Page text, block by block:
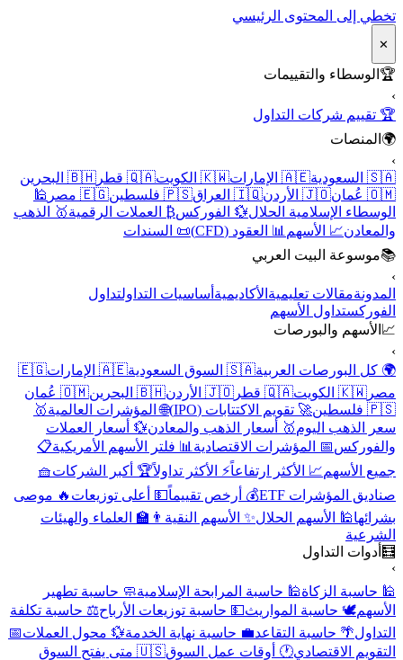
تخطي إلى المحتوى الرئيسي
✕
🏆 الوسطاء والتقييمات
›
🏆 تقييم شركات التداول
🌍 المنصات
›
🇸🇦 السعودية
🇦🇪 الإمارات 🇰🇼 الكويت 🇶🇦 قطر
🇧🇭 البحرين
🇴🇲 عُمان
🇯🇴 الأردن 🇮🇶 العراق 🇵🇸 فلسطين 🇪🇬 مصر
🕌
الوسطاء الإسلامية الحلال💱 الفوركس₿ العملات الرقمية🥇 الذهب
والمعادن📈 الأسهم 📊 العقود (CFD)
📜 السندات
📚موسوعة البيت العربي
›
المدونةمقالات تعليمية الأكاديمية أساسيات التداولتداول
الفوركستداول الأسهم
📈 الأسهم والبورصات
›
🌍 كل البورصات العربية🇸🇦 السوق السعودية 🇦🇪 الإمارات
🇪🇬
مصر 🇰🇼 الكويت 🇶🇦 قطر 🇯🇴 الأردن 🇧🇭 البحرين
🇴🇲 عُمان
🇵🇸 فلسطين
🚀 تقويم الاكتتابات (IPO) 🌐 المؤشرات العالمية🥇
سعر الذهب اليوم🥇 أسعار الذهب والمعادن💱 أسعار العملات
والفوركس📅 المؤشرات الاقتصادية 📊 فلتر الأسهم الأمريكية📋
جميع الأسهم📈 الأكثر ارتفاعاً⚡ الأكثر تداولاً🏆 أكبر الشركات🧺
صناديق المؤشرات ETF
💰 أرخص تقييماً💵 أعلى توزيعات 🔥 موصى
بشرائها🕌 الأسهم الحلال✨ الأسهم النقية 👨‍🏫 العلماء والهيئات
الشرعية
🧮 أدوات التداول
›
🕌 حاسبة الزكاة🕌 حاسبة المرابحة الإسلامية🧼 حاسبة تطهير
الأسهم🕊️ حاسبة المواريث💵 حاسبة توزيعات الأرباح⚖️ حاسبة تكلفة
التداول🌴 حاسبة التقاعد💼 حاسبة نهاية الخدمة💱 محول العملات📅
التقويم الاقتصادي🕐 أوقات عمل السوق
🇺🇸 متى يفتح السوق